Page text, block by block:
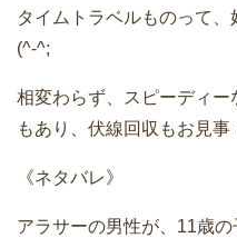
タイムトラベルものって
(^-^;
相変わらず、スピーディ
もあり、伏線回収もお見事
《ネタバレ》
アラサーの男性が、11歳